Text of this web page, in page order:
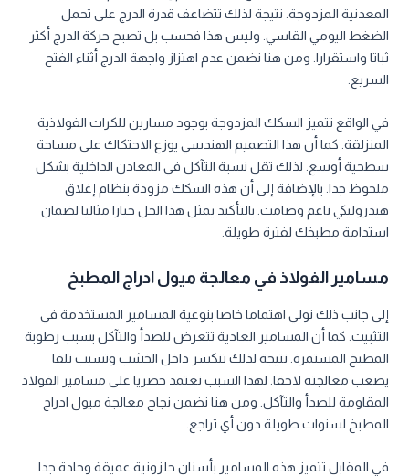
المعدنية المزدوجة. نتيجة لذلك تتضاعف قدرة الدرج على تحمل
الضغط اليومي القاسي. وليس هذا فحسب بل تصبح حركة الدرج أكثر
ثباتا واستقرارا. ومن هنا نضمن عدم اهتزاز واجهة الدرج أثناء الفتح
السريع.
في الواقع تتميز السكك المزدوجة بوجود مسارين للكرات الفولاذية
المنزلقة. كما أن هذا التصميم الهندسي يوزع الاحتكاك على مساحة
سطحية أوسع. لذلك تقل نسبة التآكل في المعادن الداخلية بشكل
ملحوظ جدا. بالإضافة إلى أن هذه السكك مزودة بنظام إغلاق
هيدروليكي ناعم وصامت. بالتأكيد يمثل هذا الحل خيارا مثاليا لضمان
استدامة مطبخك لفترة طويلة.
مسامير الفولاذ في معالجة ميول ادراج المطبخ
إلى جانب ذلك نولي اهتماما خاصا بنوعية المسامير المستخدمة في
التثبيت. كما أن المسامير العادية تتعرض للصدأ والتآكل بسبب رطوبة
المطبخ المستمرة. نتيجة لذلك تنكسر داخل الخشب وتسبب تلفا
يصعب معالجته لاحقا. لهذا السبب نعتمد حصريا على مسامير الفولاذ
المقاومة للصدأ والتآكل. ومن هنا نضمن نجاح معالجة ميول ادراج
المطبخ لسنوات طويلة دون أي تراجع.
في المقابل تتميز هذه المسامير بأسنان حلزونية عميقة وحادة جدا.